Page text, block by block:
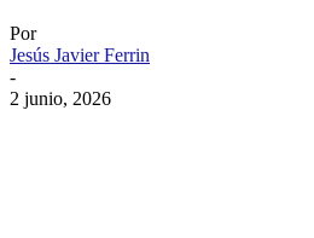
Por
Jesús Javier Ferrin
-
2 junio, 2026